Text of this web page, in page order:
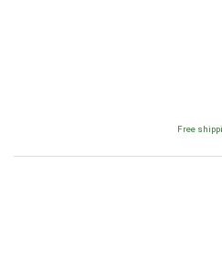
Free